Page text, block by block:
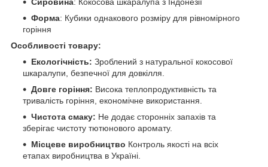
Форма: Кубики однакового розміру для рівномірного
горіння
Особливості товару:
Екологічність: Зроблений з натуральної кокосової
шкаралупи, безпечної для довкілля.
Довге горіння: Висока теплопродуктивність та
тривалість горіння, економічне використання.
Чистота смаку: Не додає сторонніх запахів та
зберігає чистоту тютюнового аромату.
Місцеве виробництво Контроль якості на всіх
етапах виробництва в Україні.